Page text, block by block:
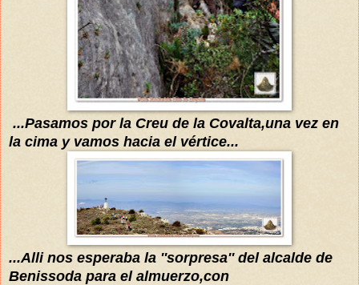
...Pasamos por la Creu de la Covalta,una vez en
la cima y vamos hacia el vértice...
...Alli nos esperaba la ''sorpresa'' del alcalde de
Benissoda para el almuerzo,con